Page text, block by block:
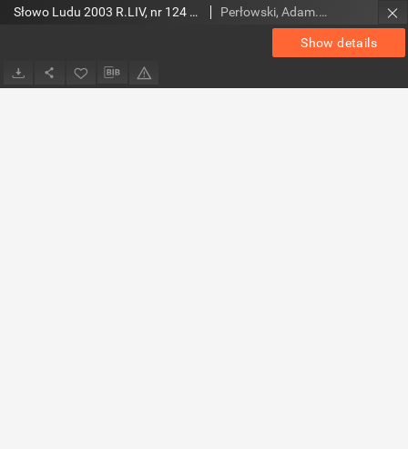
Show details
Słowo Ludu 2003 R.LIV, nr 124 (magazyn) Perłowski, Adam. Red.